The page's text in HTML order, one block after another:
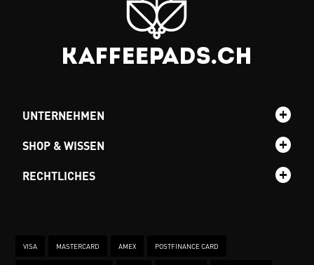
UNTERNEHMEN
SHOP & WISSEN
RECHTLICHES
VISA MASTERCARD AMEX POSTFINANCE CARD